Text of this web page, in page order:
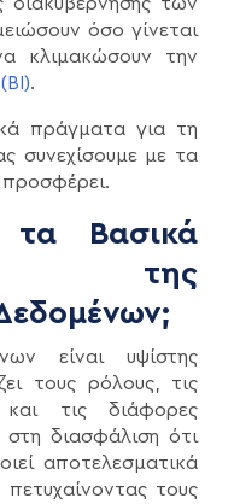
διακυβέρνησης των
όσο γίνεται
κλιμακώσουν την
.
πράγματα για τη
συνεχίσουμε με τα
τα Βασικά
της
είναι υψίστης
τους ρόλους, τις
τις διάφορες
διασφάλιση ότι
αποτελεσματικά
τους